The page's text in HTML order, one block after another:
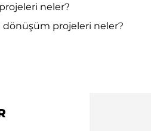
neler?
projeleri neler?